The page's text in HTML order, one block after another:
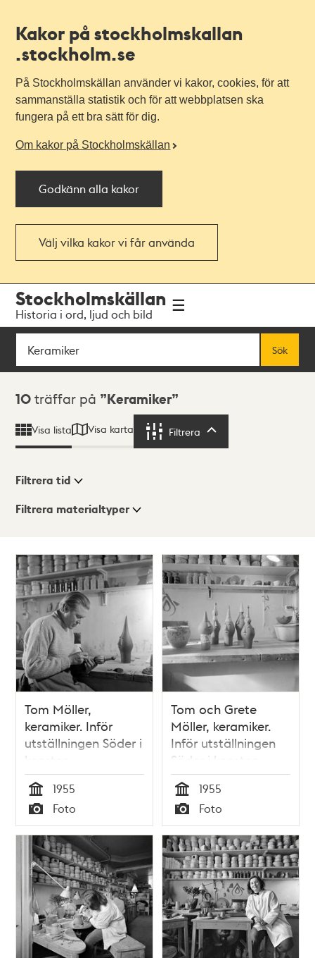
Kakor på stockholmskallan
.stockholm.se
På Stockholmskällan använder vi kakor, cookies, för att
sammanställa statistik och för att webbplatsen ska
fungera på ett bra sätt för dig.
Om kakor på Stockholmskällan
Godkänn alla kakor
Välj vilka kakor vi får använda
navigationen
huvudinnehållet
Stockholmskällan
Historia i ord, ljud och bild
Sök
Sök
Sökresultat
10 träffar på Keramiker
Visa lista Visa karta Filtrera
Visningsläge
Lista
Karta
Filtrera tid
Filtrera materialtyper
träffar
Tom Möller,
keramiker. Inför
utställningen Söder i
konsten
Tid
1955
Typ
Foto
Tom och Grete
Möller, keramiker.
Inför utställningen
Söder i konsten
Tid
1955
Typ
Foto